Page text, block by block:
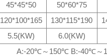
45*45*50 50*60*75
120*100*165 130*115*190
5.5(KW) 6.0(KW)
A:-20℃～150℃ B:-40℃